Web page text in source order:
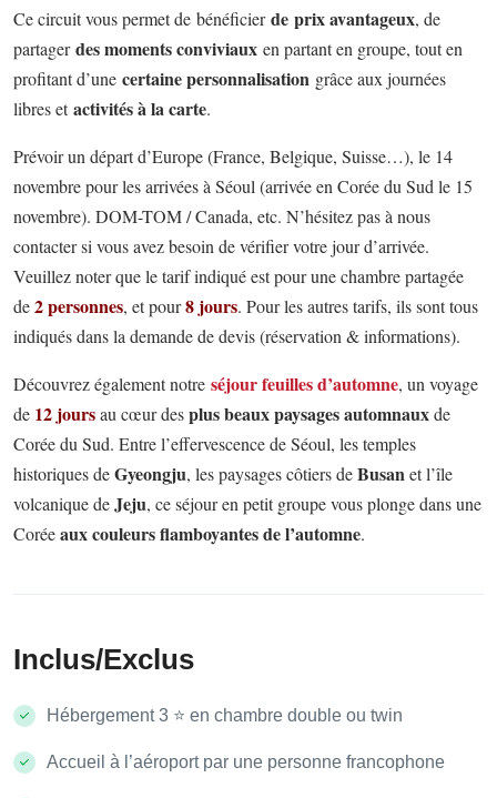
Ce circuit vous permet de bénéficierde prix avantageux, de
partagerdes moments conviviaux en partant en groupe, tout en
profitant d’une certaine personnalisation grâce aux journées
libres etactivités à la carte.
Prévoir un départ d’Europe (France, Belgique, Suisse…), le 14
novembre pour les arrivées à Séoul (arrivée en Corée du Sud le 15
novembre). DOM-TOM / Canada, etc. N’hésitez pas à nous
contacter si vous avez besoin de vérifier votre jour d’arrivée.
Veuillez noter que le tarif indiqué est pour une chambre partagée
de2 personnes, et pour8 jours. Pour les autres tarifs, ils sont tous
indiqués dans la demande de devis (réservation & informations).
Découvrez également notre séjour feuilles d’automne, un voyage
de 12 joursau cœur desplusbeaux paysages automnauxde
Corée du Sud. Entre l’effervescence de Séoul, les temples
historiques deGyeongju, les paysages côtiers deBusanet l’île
volcanique deJeju, ce séjour en petit groupe vous plonge dans une
Coréeaux couleurs flamboyantes de l’automne.
Inclus/Exclus
Hébergement 3 ⭐ en chambre double ou twin
Accueil à l’aéroport par une personne francophone